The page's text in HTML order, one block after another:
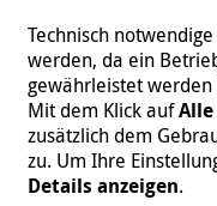
Impressum |
© 2026 Malteser
Technisch
werden, da ein
gewährleistet werden
Mit dem Klick auf
zusätzlich dem
zu. Um Ihre
Details anzeigen.